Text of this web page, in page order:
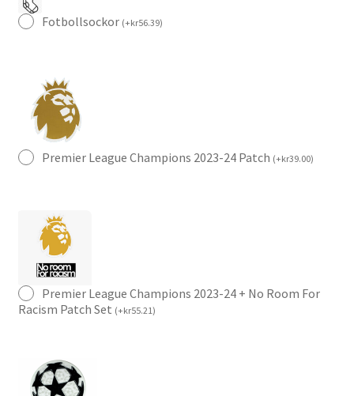
Fotbollsockor (+kr56.39)
Premier League Champions 2023-24 Patch (+kr39.00)
Premier League Champions 2023-24 + No Room For
Racism Patch Set (+kr55.21)